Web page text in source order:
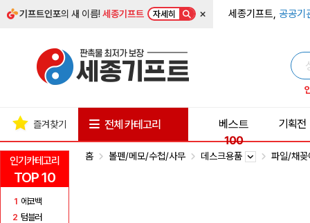
기프트인포의 새 이름!세종기프트 자세히 × 세종기프트, 공공기
인기카테고리
TOP 10
1 에코백
2 텀블러
즐겨찾기 전체 카테고리
베스트
100
기획전
홈 볼펜/메모/수첩/사무 데스크용품 파일/채